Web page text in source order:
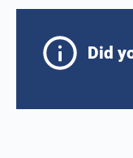
Did